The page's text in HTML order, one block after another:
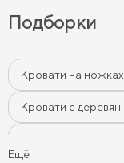
Подборки
Кровати на ножках
Кровати с
Ещё